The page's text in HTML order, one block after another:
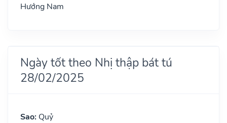
Hướng Nam
Ngày tốt theo Nhị thập bát tú
28/02/2025
Sao: Quỷ